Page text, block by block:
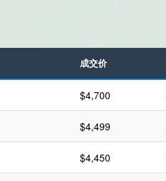
成交价
$4,700
$4,499
$4,450